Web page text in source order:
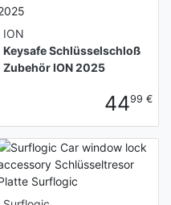
ION
Keysafe Schlüsselschloß
Zubehör ION 2025
4499 €